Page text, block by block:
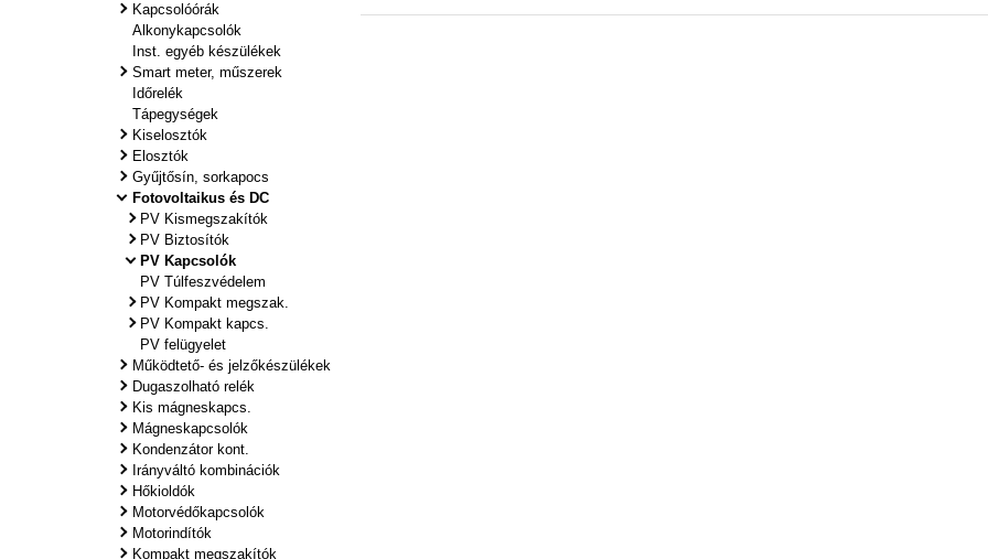
Kapcsolóórák
Alkonykapcsolók
Inst. egyéb készülékek
Smart meter, műszerek
Időrelék
Tápegységek
Kiselosztók
Elosztók
Gyűjtősín, sorkapocs
Fotovoltaikus és DC
PV Kismegszakítók
PV Biztosítók
PV Kapcsolók
PV Túlfeszvédelem
PV Kompakt megszak.
PV Kompakt kapcs.
PV felügyelet
Működtető- és jelzőkészülékek
Dugaszolható relék
Kis mágneskapcs.
Mágneskapcsolók
Kondenzátor kont.
Irányváltó kombinációk
Hőkioldók
Motorvédőkapcsolók
Motorindítók
Kompakt megszakítók